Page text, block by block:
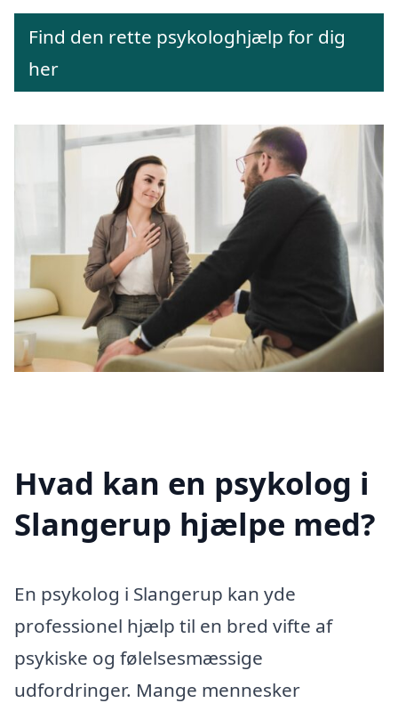
Find den rette psykologhjælp for dig
her
Hvad kan en psykolog i
Slangerup hjælpe med?
En psykolog i Slangerup kan yde
professionel hjælp til en bred vifte af
psykiske og følelsesmæssige
udfordringer. Mange mennesker